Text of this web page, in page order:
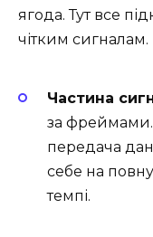
ягода. Тут все
чітким сигналам.
Частина
за фреймами.
передача
себе на
темпі.